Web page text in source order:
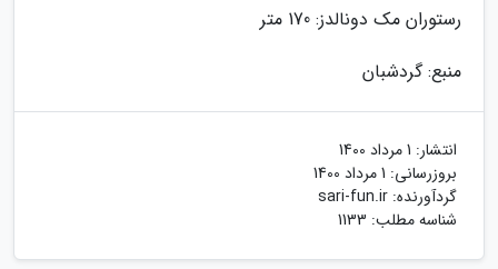
رستوران مک دونالدز: 170 متر
منبع: گردشبان
انتشار: 1 مرداد 1400
بروزرسانی: 1 مرداد 1400
گردآورنده: sari-fun.ir
شناسه مطلب: 1133